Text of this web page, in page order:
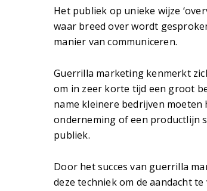
Het publiek op unieke wijze
waar breed over wordt
manier van communiceren.
Guerrilla marketing kenmerkt
om in zeer korte tijd een groot
name kleinere bedrijven
onderneming of een productlijn
publiek.
Door het succes van guerrilla
deze techniek om de aandacht